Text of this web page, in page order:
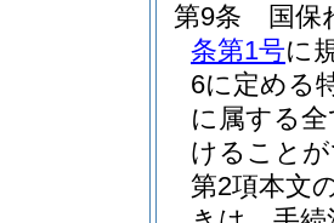
第9条
国保
条第1号に
6に定める
に属する
けること
第2項本文